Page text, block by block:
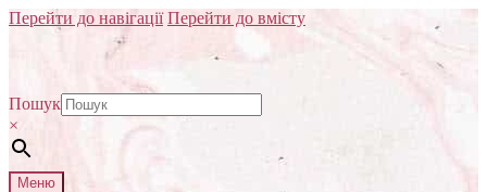
Перейти до навігації Перейти до вмісту
Пошук
×
Меню